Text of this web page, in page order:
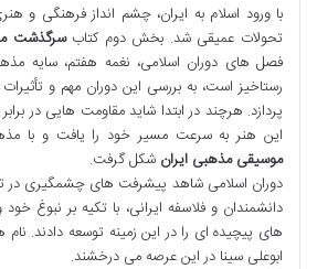
با ورود اسلام به ایران، چشم انداز فرهنگی و
تحولات عمیقی شد. بخش دوم کتابسرگذشت
فصل های دوران اسلامی، نغمه هفتم، سایه
رستاخیز است، به بررسی این دوران مهم و
پردازد. هرچند در ابتدا شاید مقاومت هایی در
این هنر به سرعت مسیر خود را یافت و با
موسیقی مذهبی ایران شکل گرفت.
دوران اسلامی شاهد پیشرفت های چشمگیری در
دانشمندان و فلاسفه ایرانی، با تکیه بر نبوغ
های پیچیده ای را در این زمینه توسعه دادند. نام
ابوعلی سینا در این عرصه می درخشند.